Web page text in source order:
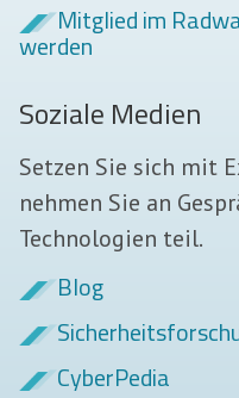
Mitglied im
werden
Soziale Medien
Setzen Sie sich mit
nehmen Sie an
Technologien teil.
Blog
CyberPedia